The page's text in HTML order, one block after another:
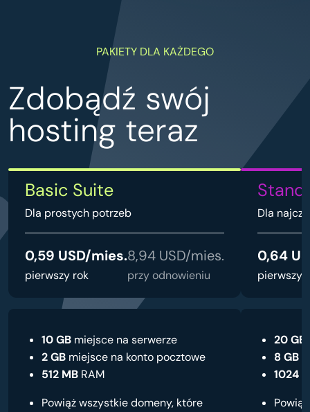
PAKIETY DLA KAŻDEGO
Zdobądź swój
hosting teraz
Basic Suite
Dla prostych potrzeb
0,59 USD/mies.
pierwszy rok
8,94 USD/mies.
przy odnowieniu
10 GB miejsce na serwerze
2 GB miejsce na konto pocztowe
512 MB RAM
Powiąż wszystkie domeny, które
Dla
0,64
pierwszy
20 GB
8 GB
1024